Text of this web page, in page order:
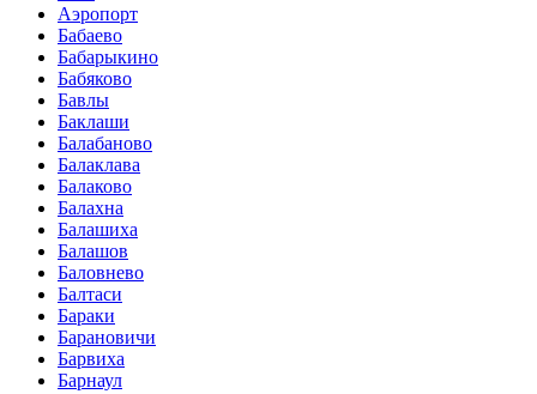
Аэропорт
Бабаево
Бабарыкино
Бабяково
Бавлы
Баклаши
Балабаново
Балаклава
Балаково
Балахна
Балашиха
Балашов
Баловнево
Балтаси
Бараки
Барановичи
Барвиха
Барнаул